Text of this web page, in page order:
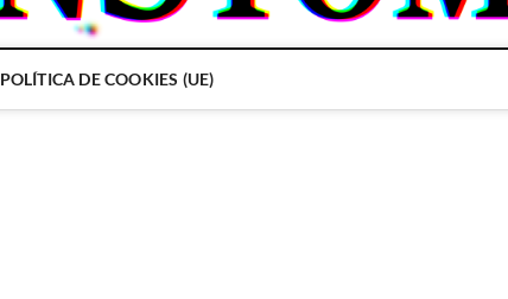
POLÍTICA DE COOKIES (UE)